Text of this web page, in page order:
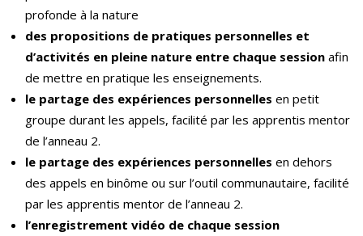
profonde à la nature
des propositions de pratiques personnelles et
d’activités en pleine nature entre chaque session afin
de mettre en pratique les enseignements.
le partage des expériences personnelles en petit
groupe durant les appels, facilité par les apprentis mentor
de l’anneau 2.
le partage des expériences personnelles en dehors
des appels en binôme ou sur l’outil communautaire, facilité
par les apprentis mentor de l’anneau 2.
l’enregistrement vidéo de chaque session